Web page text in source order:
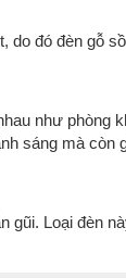
do đó đèn gỗ
như phòng
sáng mà còn
gũi. Loại đèn